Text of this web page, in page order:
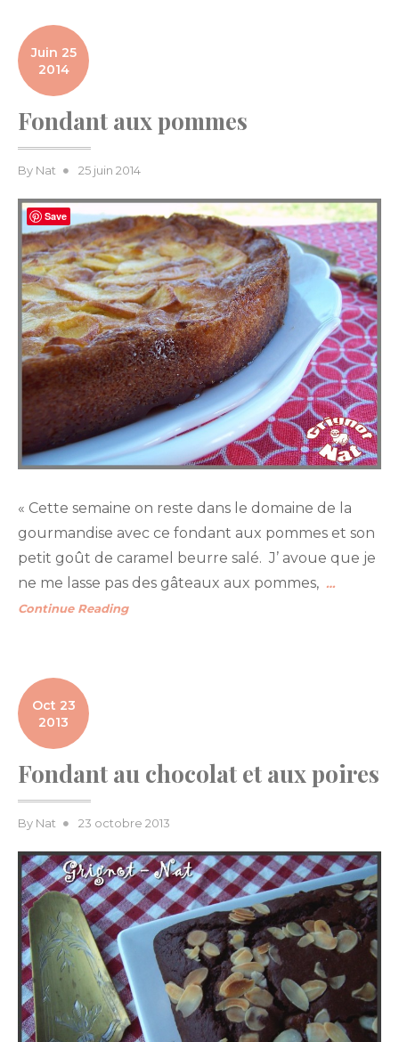
Juin 25
2014
Fondant aux pommes
By Nat
Posted
25 juin 2014
« Cette semaine on reste dans le domaine de la
gourmandise avec ce fondant aux pommes et son
petit goût de caramel beurre salé. J’ avoue que je
ne me lasse pas des gâteaux aux pommes, …
Continue Reading
Oct 23
2013
Fondant au chocolat et aux poires
By Nat
Posted
23 octobre 2013
Save